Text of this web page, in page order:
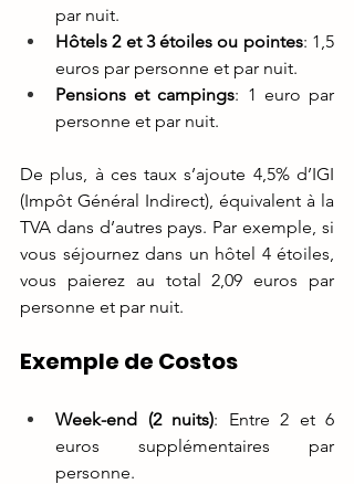
par nuit.
Hôtels 2 et 3 étoiles ou pointes: 1,5
euros par personne et par nuit.
Pensions et campings: 1 euro par
personne et par nuit.
De plus, à ces taux s’ajoute 4,5% d’IGI
(Impôt Général Indirect), équivalent à la
TVA dans d’autres pays. Par exemple, si
vous séjournez dans un hôtel 4 étoiles,
vous paierez au total 2,09 euros par
personne et par nuit.
Exemple de Costos
Week-end (2 nuits): Entre 2 et 6
euros supplémentaires par
personne.